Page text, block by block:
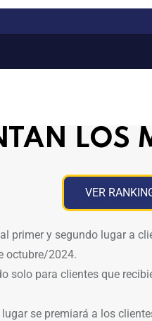
LOS
VER
primer y segundo lugar a
octubre/2024.
solo para clientes que
lugar se premiará a los